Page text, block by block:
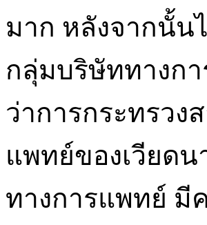
มาก หลังจากนั้น
กลุ่มบริษัททางก
ว่าการกระทรวง
แพทย์ของเวียดน
ทางการแพทย์ มี